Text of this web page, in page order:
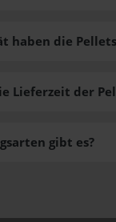
gibt es?
haben die
Lieferzeit der